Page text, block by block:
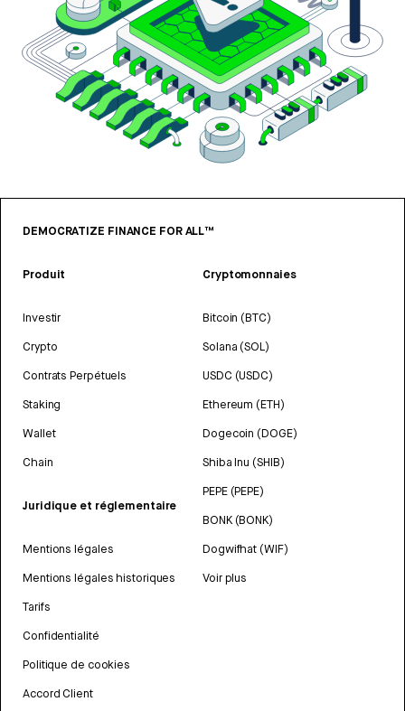
DEMOCRATIZE FINANCE FOR ALL™
Produit
Investir
Crypto
Contrats Perpétuels
Staking
Wallet
Chain
Juridique et réglementaire
Mentions légales
Mentions légales historiques
Tarifs
Confidentialité
Politique de cookies
Accord Client
Cryptomonnaies
Bitcoin (BTC)
Solana (SOL)
USDC (USDC)
Ethereum (ETH)
Dogecoin (DOGE)
Shiba Inu (SHIB)
PEPE (PEPE)
BONK (BONK)
Dogwifhat (WIF)
Voir plus